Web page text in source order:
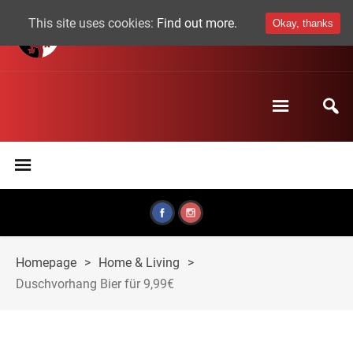
Homepage > Home & Living
>
Duschvorhang Bier für 9,99€
This site uses cookies: Find out more. Okay, thanks